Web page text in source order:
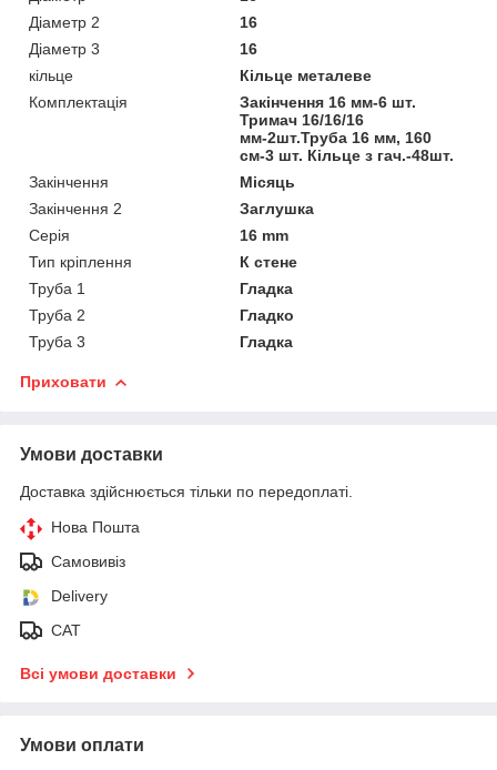
Діаметр 2
16
Діаметр 3
16
кільце
Кільце металеве
Комплектація
Закінчення 16 мм-6 шт.
Тримач 16/16/16
мм-2шт.Труба 16 мм, 160
см-3 шт. Кільце з гач.-48шт.
Закінчення
Місяць
Закінчення 2
Заглушка
Серія
16 mm
Тип кріплення
К стене
Труба 1
Гладка
Труба 2
Гладко
Труба 3
Гладка
Приховати
Умови доставки
Доставка здійснюється тільки по передоплаті.
Нова Пошта
Самовивіз
Delivery
САТ
Всі умови доставки
Умови оплати